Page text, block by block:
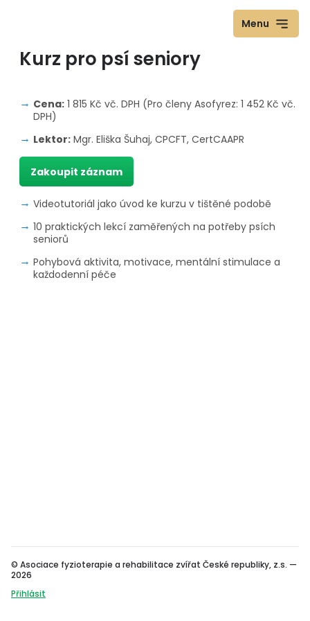
Menu
Kurz pro psí seniory
Cena: 1 815 Kč vč. DPH (Pro členy Asofyrez: 1 452 Kč vč.
DPH)
Lektor: Mgr. Eliška Šuhaj, CPCFT, CertCAAPR
Zakoupit záznam
Videotutoriál jako úvod ke kurzu v tištěné podobě
10 praktických lekcí zaměřených na potřeby psích
seniorů
Pohybová aktivita, motivace, mentální stimulace a
každodenní péče
© Asociace fyzioterapie a rehabilitace zvířat České republiky, z.s. —
2026
Přihlásit